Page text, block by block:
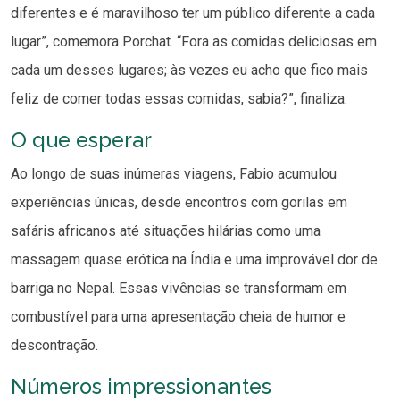
diferentes e é maravilhoso ter um público diferente a cada
lugar”, comemora Porchat. “Fora as comidas deliciosas em
cada um desses lugares; às vezes eu acho que fico mais
feliz de comer todas essas comidas, sabia?”, finaliza.
O que esperar
Ao longo de suas inúmeras viagens, Fabio acumulou
experiências únicas, desde encontros com gorilas em
safáris africanos até situações hilárias como uma
massagem quase erótica na Índia e uma improvável dor de
barriga no Nepal. Essas vivências se transformam em
combustível para uma apresentação cheia de humor e
descontração.
Números impressionantes